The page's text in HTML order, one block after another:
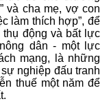
và cha mẹ, vợ con
làm thích hợp”, để
động và bất lực
dân - một lực
mạng, là những
nghiệp đấu tranh
thuế một năm để